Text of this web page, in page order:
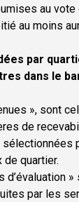
au vote
au moins
par
dans le
», sont
de
sélectionnées
quartier.
d’évaluation
par les